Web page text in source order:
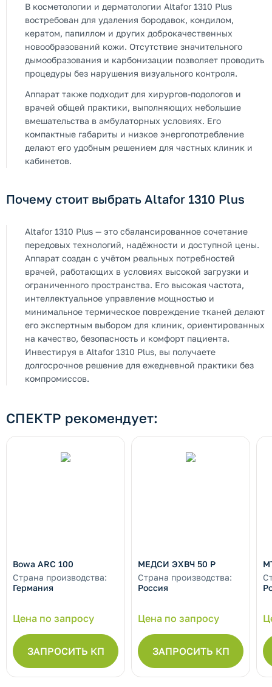
В косметологии и дерматологии Altafor 1310 Plus
востребован для удаления бородавок, кондилом,
кератом, папиллом и других доброкачественных
новообразований кожи. Отсутствие значительного
дымообразования и карбонизации позволяет проводить
процедуры без нарушения визуального контроля.
Аппарат также подходит для хирургов-подологов и
врачей общей практики, выполняющих небольшие
вмешательства в амбулаторных условиях. Его
компактные габариты и низкое энергопотребление
делают его удобным решением для частных клиник и
кабинетов.
Почему стоит выбрать Altafor 1310 Plus
Altafor 1310 Plus — это сбалансированное сочетание
передовых технологий, надёжности и доступной цены.
Аппарат создан с учётом реальных потребностей
врачей, работающих в условиях высокой загрузки и
ограниченного пространства. Его высокая частота,
интеллектуальное управление мощностью и
минимальное термическое повреждение тканей делают
его экспертным выбором для клиник, ориентированных
на качество, безопасность и комфорт пациента.
Инвестируя в Altafor 1310 Plus, вы получаете
долгосрочное решение для ежедневной практики без
компромиссов.
СПЕКТР рекомендует:
Bowa ARC 100
Страна производства:
Германия
Цена по запросу
ЗАПРОСИТЬ КП
МЕДСИ ЭХВЧ 50 Р
Страна производства:
Россия
Цена по запросу
ЗАПРОСИТЬ КП